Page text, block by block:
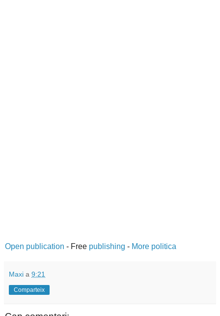
Open publication - Free publishing - More politica
Maxi a 9:21
Comparteix